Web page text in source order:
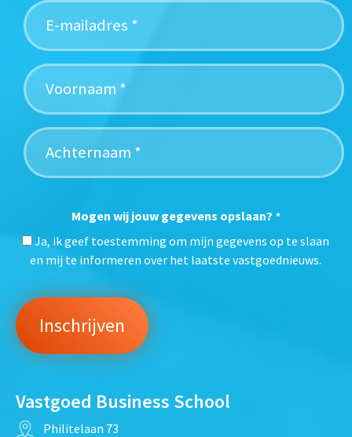
Mogen wij jouw gegevens opslaan? *
Ja, ik geef toestemming om mijn gegevens op te slaan
en mij te informeren over het laatste vastgoednieuws.
Vastgoed Business School
Philitelaan 73